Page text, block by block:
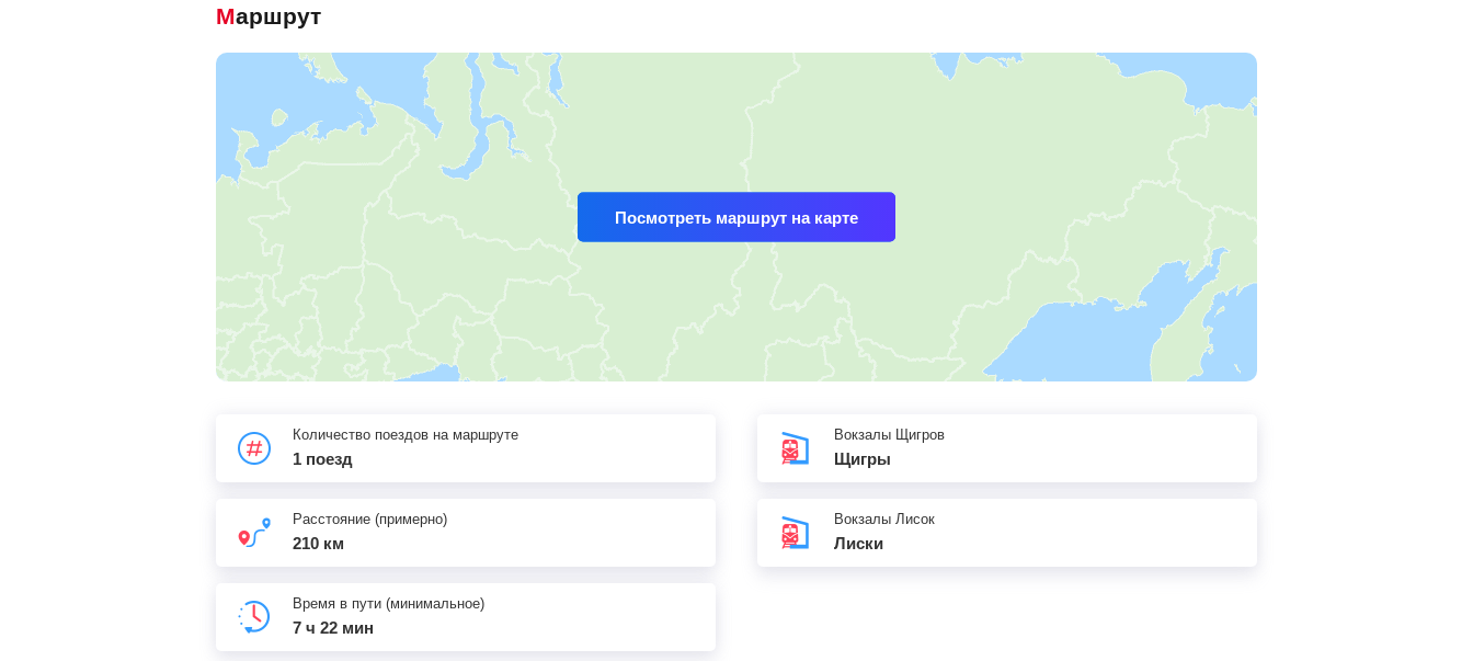
Маршрут
Посмотреть маршрут на карте
Количество поездов на маршруте
1 поезд
Расстояние (примерно)
210 км
Время в пути (минимальное)
7 ч 22 мин
Вокзалы Щигров
Щигры
Вокзалы Лисок
Лиски